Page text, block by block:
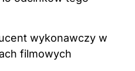
wykonawczy w
filmowych